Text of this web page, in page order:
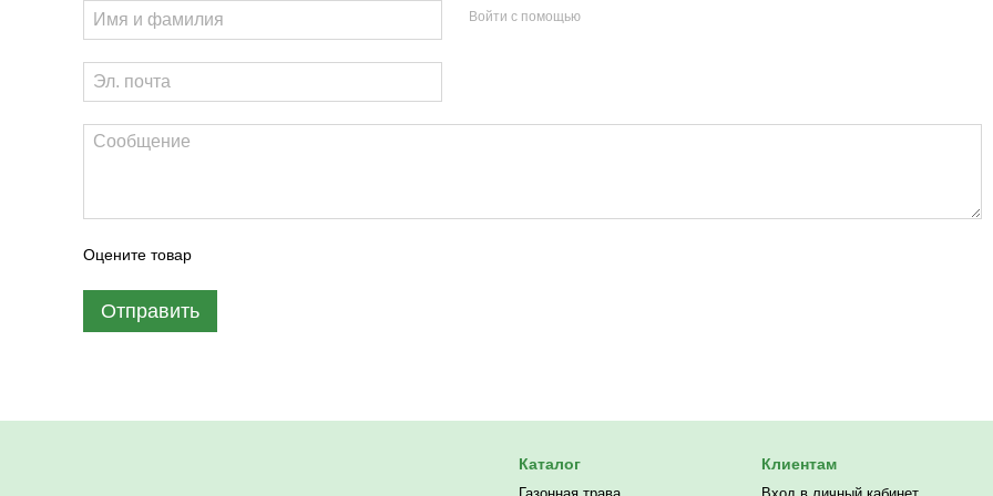
Войти с помощью
Оцените товар
Отправить
Каталог Клиентам